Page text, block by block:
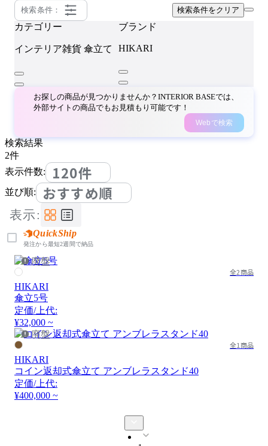
検索条件： 検索条件をクリア
カテゴリー
インテリア雑貨 傘立て
ブランド
HIKARI
お探しの商品が見つかりませんか？INTERIOR BASEでは、
外部サイトの商品でもお見積もり可能です！
Webで検索
検索結果
2件
表示件数:
120件
並び順: おすすめ順
表示:
QuickShip
発注から最短2週間で納品
廃盤
全2商品
HIKARI
傘立5号
定価/上代:
¥32,000 ~
廃盤
全1商品
HIKARI
コイン返却式傘立て アンブレラスタンド40
定価/上代:
¥400,000 ~